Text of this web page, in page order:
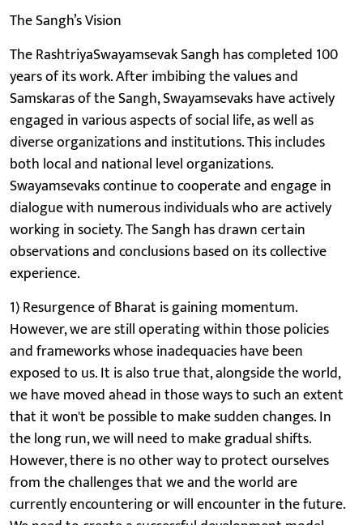
The Sangh’s Vision
The RashtriyaSwayamsevak Sangh has completed 100
years of its work. After imbibing the values and
Samskaras of the Sangh, Swayamsevaks have actively
engaged in various aspects of social life, as well as
diverse organizations and institutions. This includes
both local and national level organizations.
Swayamsevaks continue to cooperate and engage in
dialogue with numerous individuals who are actively
working in society. The Sangh has drawn certain
observations and conclusions based on its collective
experience.
1) Resurgence of Bharat is gaining momentum.
However, we are still operating within those policies
and frameworks whose inadequacies have been
exposed to us. It is also true that, alongside the world,
we have moved ahead in those ways to such an extent
that it won't be possible to make sudden changes. In
the long run, we will need to make gradual shifts.
However, there is no other way to protect ourselves
from the challenges that we and the world are
currently encountering or will encounter in the future.